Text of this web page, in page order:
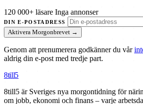
120 000+ läsare Inga annonser
DIN E-POSTADRESS
Aktivera Morgonbrevet →
Genom att prenumerera godkänner du vår
aldrig din e-post med tredje part.
8till5
8till5 är Sveriges nya morgontidning för
om jobb, ekonomi och finans – varje